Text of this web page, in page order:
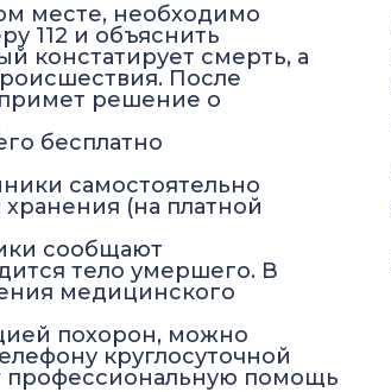
месте, необходимо
112 и объяснить
констатирует смерть, а
После
решение о
бесплатно
самостоятельно
(на платной
сообщают
тело умершего. В
медицинского
похорон, можно
круглосуточной
профессиональную помощь